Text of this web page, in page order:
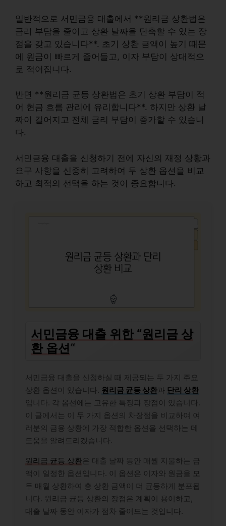
일반적으로 서민금융 대출에서 **원리금 상환법은
금리 부담을 줄이고 상환 날짜을 단축할 수 있는 장
점을 갖고 있습니다**. 초기 상환 금액이 높기 때문
에 원금이 빠르게 줄어들고, 이자 부담이 상대적으
로 적어집니다.
반면 **원리금 균등 상환법은 초기 상환 부담이 적
어 현금 흐름 관리에 유리합니다**. 하지만 상환 날
짜이 길어지고 전체 금리 부담이 증가할 수 있습니
다.
서민금융 대출을 신청하기 전에 자신의 재정 상황과
요구 사항을 신중히 고려하여 두 상환 옵션을 비교
하고 최적의 선택을 하는 것이 중요합니다.
서민금융 대출 위한 “원리금 상
환 옵션“
서민금융 대출을 신청하실 때 제공되는 두 가지 주요
상환 옵션이 있습니다. 원리금 균등 상환과 단리 상환
입니다. 각 옵션에는 고유한 특징과 장점이 있습니다.
이 글에서는 이 두 가지 옵션의 차장점을 비교하여 여
러분의 금융 상황에 가장 적합한 옵션을 선택하는 데
도움을 알려드리겠습니다.
원리금 균등 상환은 대출 날짜 동안 매월 지불하는 금
액이 일정한 옵션입니다. 이 옵션은 이자와 원금을 모
두 매월 상환하여 총 상환 금액이 더 균등하게 분포됩
니다. 원리금 균등 상환의 장점은 계획이 용이하고,
대출 날짜 동안 이자가 점차 줄어드는 것입니다.